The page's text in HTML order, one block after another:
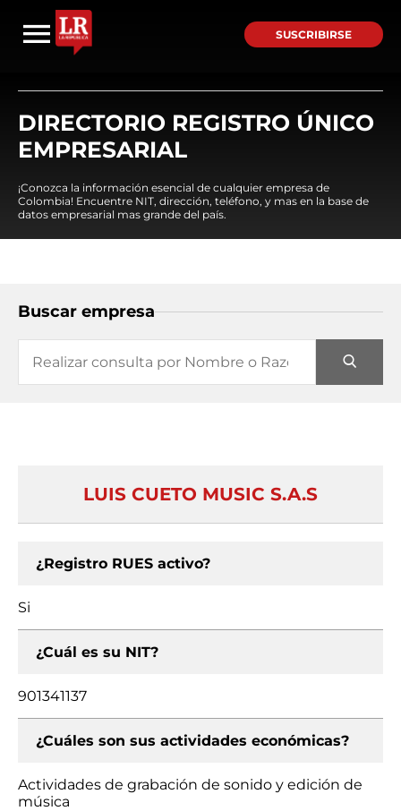
SUSCRIBIRSE
DIRECTORIO REGISTRO ÚNICO
EMPRESARIAL
¡Conozca la información esencial de cualquier empresa de
Colombia! Encuentre NIT, dirección, teléfono, y mas en la base de
datos empresarial mas grande del país.
Buscar empresa
LUIS CUETO MUSIC S.A.S
¿Registro RUES activo?
Si
¿Cuál es su NIT?
901341137
¿Cuáles son sus actividades económicas?
Actividades de grabación de sonido y edición de
música